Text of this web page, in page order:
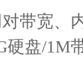
带宽、
硬盘/1M